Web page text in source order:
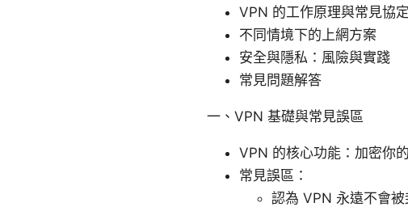
VPN 的工作原理與常見協
不同情境下的上網方案
安全與隱私：風險與實踐
常見問題解答
一、VPN 基礎與常見誤區
VPN 的核心功能：加密你
常見誤區：
認為 VPN 永遠不會